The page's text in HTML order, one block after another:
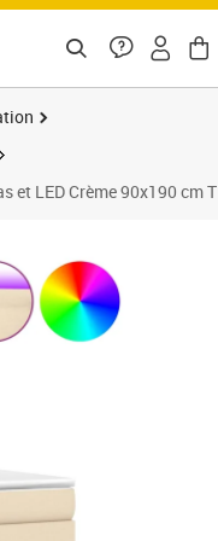
et LED Crème 90x190 cm